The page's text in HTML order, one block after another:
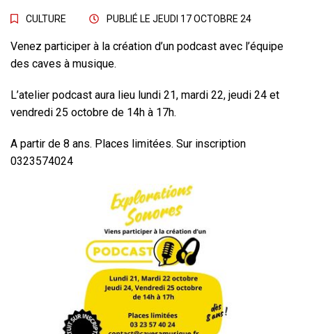
CULTURE PUBLIÉ LE JEUDI 17 OCTOBRE 24
Venez participer à la création d’un podcast avec l’équipe
des caves à musique.
L’atelier podcast aura lieu lundi 21, mardi 22, jeudi 24 et
vendredi 25 octobre de 14h à 17h.
A partir de 8 ans. Places limitées. Sur inscription
0323574024